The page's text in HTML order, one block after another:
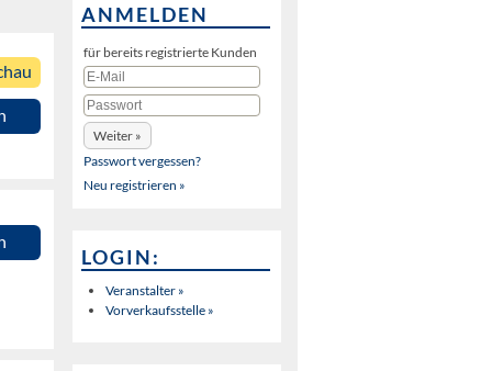
ANMELDEN
für bereits registrierte Kunden
Passwort vergessen?
Neu registrieren »
LOGIN:
Veranstalter »
Vorverkaufsstelle »